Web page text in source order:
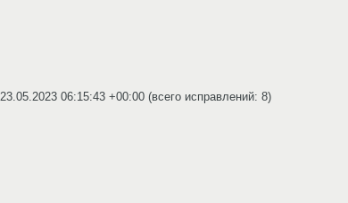
23.05.2023 06:15:43 +00:00 (всего исправлений: 8)